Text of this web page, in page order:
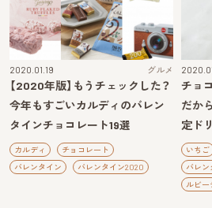
2020.01.19 グルメ
【2020年版】もうチェックした？
今年もすごいカルディのバレン
タインチョコレート19選
カルディ
チョコレート
バレンタイン
バレンタイン2020
チョ
だか
定ド
いちご
バレ
ルビー